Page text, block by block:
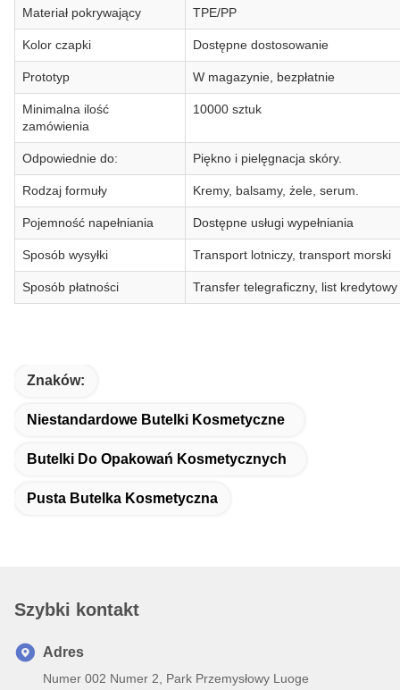
Materiał pokrywający TPE/PP
Kolor czapki Dostępne dostosowanie
Prototyp W magazynie, bezpłatnie
Minimalna ilość
zamówienia
10000 sztuk
Odpowiednie do: Piękno i pielęgnacja skóry.
Rodzaj formuły Kremy, balsamy, żele, serum.
Pojemność napełniania Dostępne usługi wypełniania
Sposób wysyłki Transport lotniczy, transport morski
Sposób płatności Transfer telegraficzny, list kredytowy
Znaków:
Niestandardowe Butelki Kosmetyczne
Butelki Do Opakowań Kosmetycznych
Pusta Butelka Kosmetyczna
Szybki kontakt
Adres
Numer 002 Numer 2, Park Przemysłowy Luoge